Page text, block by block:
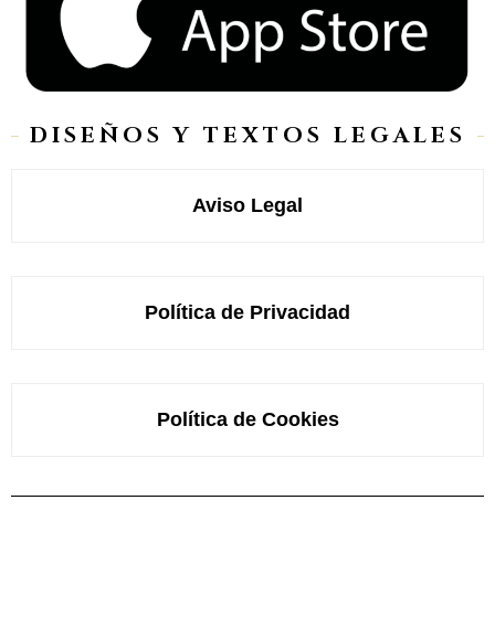
DISEÑOS Y TEXTOS LEGALES
Aviso Legal
Política de Privacidad
Política de Cookies